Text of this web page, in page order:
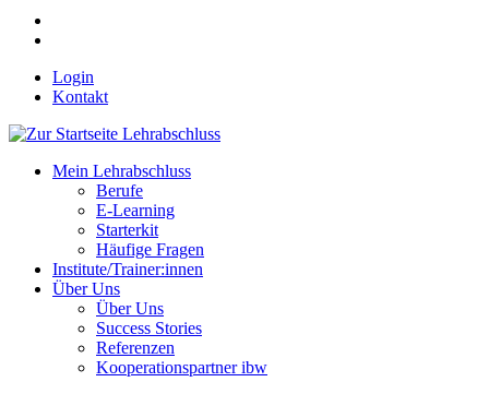
Login
Kontakt
Mein Lehrabschluss
Berufe
E-Learning
Starterkit
Häufige Fragen
Institute/Trainer:innen
Über Uns
Über Uns
Success Stories
Referenzen
Kooperationspartner ibw